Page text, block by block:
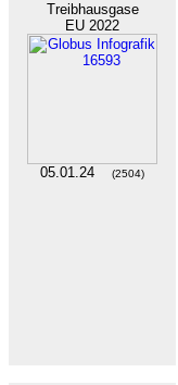
Treibhausgase
EU 2022
05.01.24 (2504)